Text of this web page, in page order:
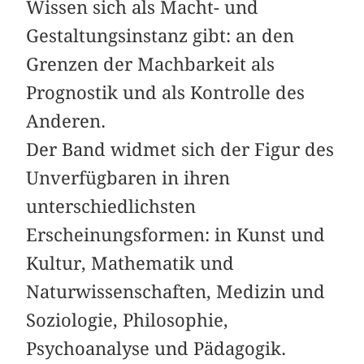
Wissen sich als Macht- und
Gestaltungsinstanz gibt: an den
Grenzen der Machbarkeit als
Prognostik und als Kontrolle des
Anderen.
Der Band widmet sich der Figur des
Unverfügbaren in ihren
unterschiedlichsten
Erscheinungsformen: in Kunst und
Kultur, Mathematik und
Naturwissenschaften, Medizin und
Soziologie, Philosophie,
Psychoanalyse und Pädagogik.